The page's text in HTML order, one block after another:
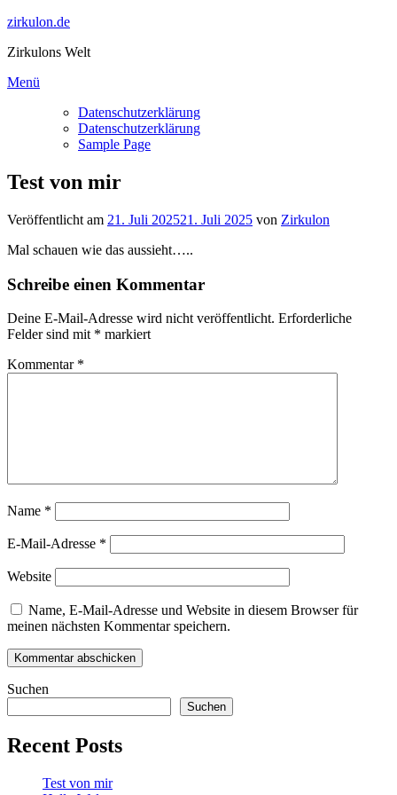
Zum
springen
zirkulon.de
Zirkulons Welt
Menü
Datenschutzerklärung
Datenschutzerklärung
Sample Page
Test von mir
Veröffentlicht am 21. Juli 202521. Juli 2025 von Zirkulon
Mal schauen wie das aussieht…..
Schreibe einen Kommentar
Deine E-Mail-Adresse wird nicht veröffentlicht. Erforderliche
Felder sind mit * markiert
Kommentar *
Name *
E-Mail-Adresse *
Website
Name, E-Mail-Adresse und Website in diesem Browser für
meinen nächsten Kommentar speichern.
Suchen
Suchen
Recent Posts
Test von mir